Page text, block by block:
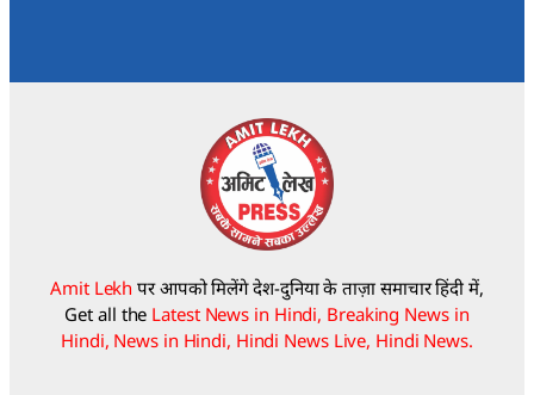
Amit Lekh पर आपको मिलेंगे देश-दुनिया के ताज़ा समाचार हिंदी में,
Get all the Latest News in Hindi, Breaking News in
Hindi, News in Hindi, Hindi News Live, Hindi News.